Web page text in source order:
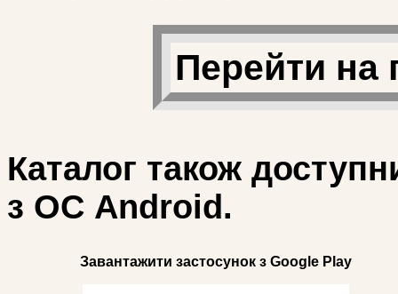
Перейти на
Каталог також
з ОС Android.
Завантажити застосунок з Google Play